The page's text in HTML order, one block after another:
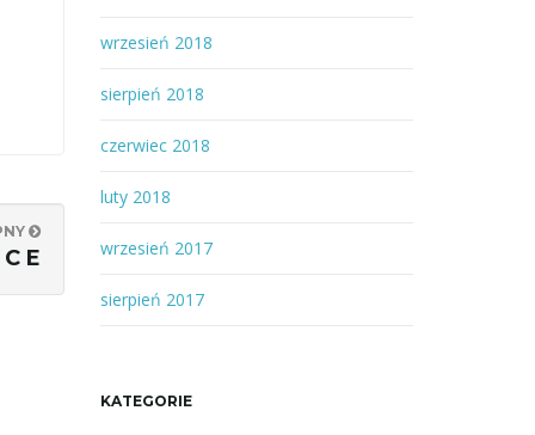
E
wrzesień 2018
sierpień 2018
czerwiec 2018
luty 2018
wrzesień 2017
sierpień 2017
KATEGORIE